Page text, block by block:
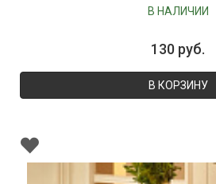
В НАЛИЧИИ
130 руб.
В КОРЗИНУ